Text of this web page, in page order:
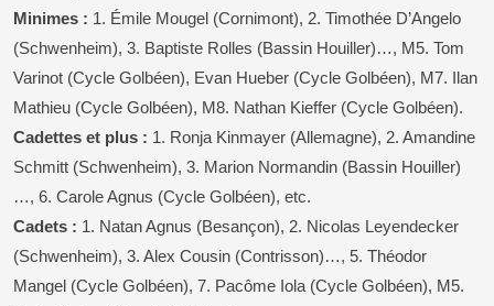
Minimes : 1. Émile Mougel (Cornimont), 2. Timothée D’Angelo
(Schwenheim), 3. Baptiste Rolles (Bassin Houiller)…, M5. Tom
Varinot (Cycle Golbéen), Evan Hueber (Cycle Golbéen), M7. Ilan
Mathieu (Cycle Golbéen), M8. Nathan Kieffer (Cycle Golbéen).
Cadettes et plus : 1. Ronja Kinmayer (Allemagne), 2. Amandine
Schmitt (Schwenheim), 3. Marion Normandin (Bassin Houiller)
…, 6. Carole Agnus (Cycle Golbéen), etc.
Cadets : 1. Natan Agnus (Besançon), 2. Nicolas Leyendecker
(Schwenheim), 3. Alex Cousin (Contrisson)…, 5. Théodor
Mangel (Cycle Golbéen), 7. Pacôme Iola (Cycle Golbéen), M5.